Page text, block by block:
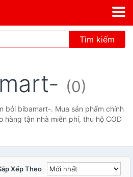
Tìm kiếm
(0)
bởi bibamart-. Mua sản phẩm chính
hàng tận nhà miễn phí, thu hộ COD
Xếp Theo